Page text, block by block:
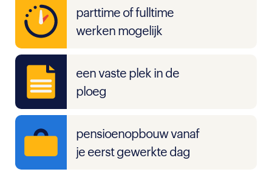
parttime of fulltime
werken mogelijk
een vaste plek in de
ploeg
pensioenopbouw vanaf
je eerst gewerkte dag